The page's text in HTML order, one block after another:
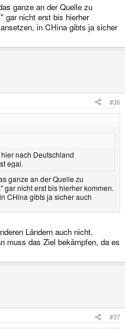
ganze an der Quelle zu
gar nicht erst bis hierher
in CHina gibts ja sicher
#36
nach Deutschland
egal.
ganze an der Quelle zu
nicht erst bis hierher kommen.
CHina gibts ja sicher auch
Ländern auch nicht.
muss das Ziel bekämpfen, da es
#37